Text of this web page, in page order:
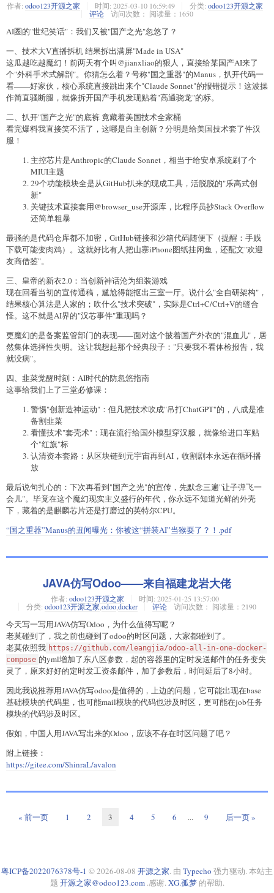
作者: odoo123开源之家 时间: 2025-03-10 16:59:49 分类: odoo123开源之家
评论
访问次数： 阅读量：1650
AI圈的"世纪笑话"：我们又被"国产之光"忽悠了？
一、技术大V直播拆机 结果拆出满屏"Made in USA"
这瓜越吃越魔幻！前两天有个叫@jianxliao的狠人，直接给某国产AI来了
个"外科手术式解剖"。你猜怎么着？号称"国之重器"的Manus，扒开代码一
看——好家伙，核心系统直接跳出来个"Claude Sonnet"的报错提示！这波操
作简直骚断腿，就像拆开国产手机发现贴着"高通骁龙"的标。
二、扒开"国产之光"的底裤 竟藏着美国技术全家桶
看完爆料我直接笑不活了，这哪是自主创新？分明是给美国技术套了件汉
服！
主控芯片是Anthropic的Claude Sonnet，相当于给安卓系统刷了个
MIUI主题
29个功能模块全是从GitHub扒来的现成工具，活脱脱的"乐高式创
新"
关键技术直接套用@browser_use开源库，比程序员抄Stack Overflow
还简单粗暴
最骚的是代码仓库都不加密，GitHub链接和沙箱代码随便下（提醒：手贱
下载可能变肉鸡）。这就好比有人把山寨iPhone图纸挂闲鱼，还配文"欢迎
友商借鉴"。
三、皇帝的新衣2.0：当创新神话沦为组装游戏
现在回看当初的宣传通稿，尴尬得能抠出三室一厅。说什么"全自研架构"，
结果核心算法是人家的；吹什么"技术突破"，实际是Ctrl+C/Ctrl+V的缝合
怪。这不就是AI界的"汉芯事件"重现吗？
更魔幻的是备案监管部门的表现——面对这个披着国产外衣的"混血儿"，居
然集体选择性失明。这让我想起那个经典段子："只要我不看体检报告，我
就没病"。
四、韭菜觉醒时刻：AI时代的防忽悠指南
这事给我们上了三堂必修课：
警惕"创新造神运动"：但凡把技术吹成"吊打ChatGPT"的，八成是准
备割韭菜
看懂技术"套壳术"：现在流行给国外模型穿汉服，就像给进口车贴
个"红旗"标
认清资本套路：从区块链到元宇宙再到AI，收割剧本永远在循环播
放
最后说句扎心的：下次再看到"国产之光"的宣传，先默念三遍"让子弹飞一
会儿"。毕竟在这个魔幻现实主义盛行的年代，你永远不知道光鲜的外壳
下，藏着的是麒麟芯片还是打磨过的英特尔CPU。
“国之重器”Manus的丑闻曝光：你被这“拼装AI”当猴耍了？！.pdf
JAVA仿写Odoo——来自福建龙岩大佬
作者: odoo123开源之家 时间: 2025-01-25 13:57:00
分类: odoo123开源之家 odoo,docker 评论 访问次数： 阅读量：2190
今天写一写用JAVA仿写Odoo，为什么值得写呢？
老莫碰到了，我之前也碰到了odoo的时区问题，大家都碰到了。
老莫依照我 https://github.com/leangjia/odoo-all-in-one-docker-
compose 的yml增加了东八区参数，起的容器里的定时发送邮件的任务变失
灵了，原来好好的定时发工资条邮件，加了参数后，时间延后了8小时。
因此我说推荐用JAVA仿写odoo是值得的，上边的问题，它可能出现在base
基础模块的代码里，也可能mail模块的代码也涉及时区，更可能在job任务
模块的代码涉及时区。
假如，中国人用JAVA写出来的Odoo，应该不存在时区问题了吧？
附上链接：
https://gitee.com/ShinraL/avalon
« 前一页 1 2 3 4 5 6 ... 9 后一页 »
粤ICP备2022076378号-1 © 2026-08-08 开源之家. 由 Typecho 强力驱动. 本站主
题 开源之家@odoo123.com.感谢. XG.孤梦的帮助.